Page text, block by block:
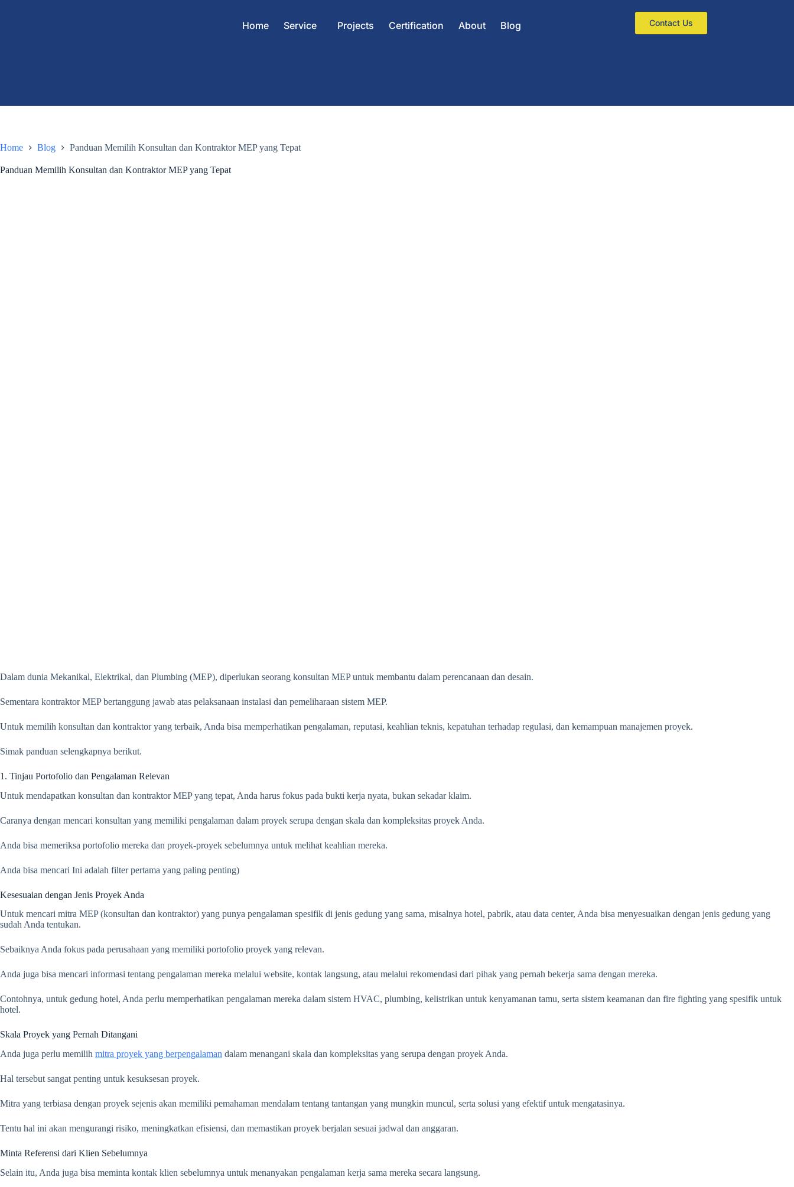
Home Service Projects Certification About Blog Contact Us
Home Blog Panduan Memilih Konsultan dan Kontraktor MEP yang Tepat
Panduan Memilih Konsultan dan Kontraktor MEP yang Tepat
Dalam dunia Mekanikal, Elektrikal, dan Plumbing (MEP), diperlukan seorang konsultan MEP untuk membantu dalam perencanaan dan desain.
Sementara kontraktor MEP bertanggung jawab atas pelaksanaan instalasi dan pemeliharaan sistem MEP.
Untuk memilih konsultan dan kontraktor yang terbaik, Anda bisa memperhatikan pengalaman, reputasi, keahlian teknis, kepatuhan terhadap regulasi, dan kemampuan manajemen proyek.
Simak panduan selengkapnya berikut.
1. Tinjau Portofolio dan Pengalaman Relevan
Untuk mendapatkan konsultan dan kontraktor MEP yang tepat, Anda harus fokus pada bukti kerja nyata, bukan sekadar klaim.
Caranya dengan mencari konsultan yang memiliki pengalaman dalam proyek serupa dengan skala dan kompleksitas proyek Anda.
Anda bisa memeriksa portofolio mereka dan proyek-proyek sebelumnya untuk melihat keahlian mereka.
Anda bisa mencari Ini adalah filter pertama yang paling penting)
Kesesuaian dengan Jenis Proyek Anda
Untuk mencari mitra MEP (konsultan dan kontraktor) yang punya pengalaman spesifik di jenis gedung yang sama, misalnya hotel, pabrik, atau data center, Anda bisa menyesuaikan dengan jenis gedung yang
sudah Anda tentukan.
Sebaiknya Anda fokus pada perusahaan yang memiliki portofolio proyek yang relevan.
Anda juga bisa mencari informasi tentang pengalaman mereka melalui website, kontak langsung, atau melalui rekomendasi dari pihak yang pernah bekerja sama dengan mereka.
Contohnya, untuk gedung hotel, Anda perlu memperhatikan pengalaman mereka dalam sistem HVAC, plumbing, kelistrikan untuk kenyamanan tamu, serta sistem keamanan dan fire fighting yang spesifik untuk
hotel.
Skala Proyek yang Pernah Ditangani
Anda juga perlu memilih mitra proyek yang berpengalaman dalam menangani skala dan kompleksitas yang serupa dengan proyek Anda.
Hal tersebut sangat penting untuk kesuksesan proyek.
Mitra yang terbiasa dengan proyek sejenis akan memiliki pemahaman mendalam tentang tantangan yang mungkin muncul, serta solusi yang efektif untuk mengatasinya.
Tentu hal ini akan mengurangi risiko, meningkatkan efisiensi, dan memastikan proyek berjalan sesuai jadwal dan anggaran.
Minta Referensi dari Klien Sebelumnya
Selain itu, Anda juga bisa meminta kontak klien sebelumnya untuk menanyakan pengalaman kerja sama mereka secara langsung.